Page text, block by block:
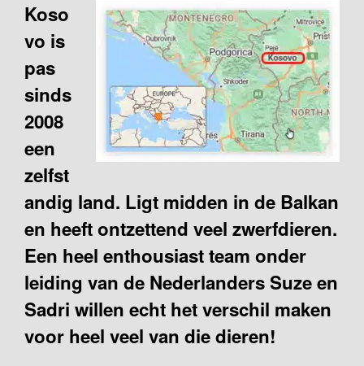
Koso
vo is
pas
sinds
2008
een
zelfst
andig land. Ligt midden in de Balkan
en heeft ontzettend veel zwerfdieren.
Een heel enthousiast team onder
leiding van de Nederlanders Suze en
Sadri willen echt het verschil maken
voor heel veel van die dieren!